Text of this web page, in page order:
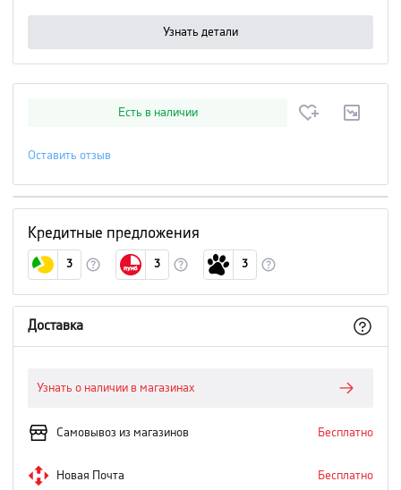
Узнать детали
Есть в наличии
Оставить отзыв
Кредитные предложения
3 3 3
Доставка
Узнать о наличии в магазинах
Самовывоз из магазинов Бесплатно
Новая Почта Бесплатно